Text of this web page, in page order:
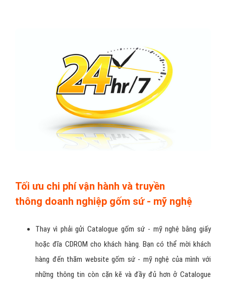
Website gốm sứ - mỹ nghệ có thể ví như một phòng giao
dịch toàn cầu, bất kể các giới hạn không gian và thời gian.
Nó luôn mở cửa 24/24 trong suốt 365 ngày của năm. Vì vậy,
bạn sẽ không bỏ lỡ bất kỳ cơ hội kinh doanh cũng như quảng
bá sản phẩm nào.